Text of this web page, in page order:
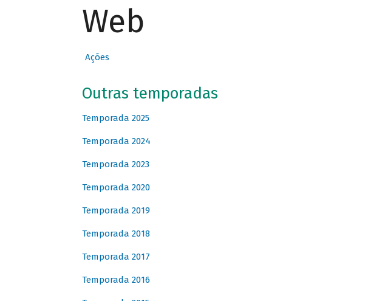
Web
Ações
Outras temporadas
Temporada 2025
Temporada 2024
Temporada 2023
Temporada 2020
Temporada 2019
Temporada 2018
Temporada 2017
Temporada 2016